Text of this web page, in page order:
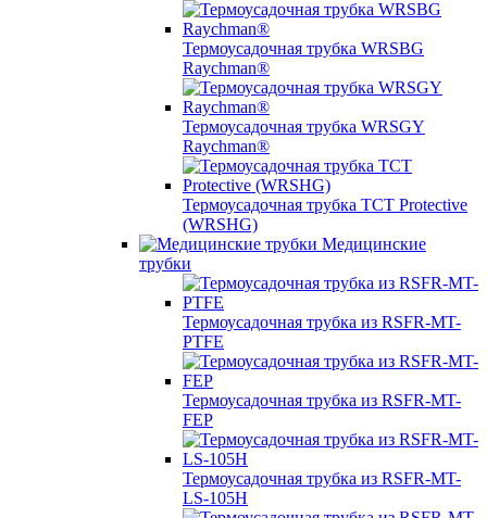
Термоусадочная трубка WRSBG
Raychman®
Термоусадочная трубка WRSGY
Raychman®
Термоусадочная трубка TCT Protective
(WRSHG)
Медицинские
трубки
Термоусадочная трубка из RSFR-MT-
PTFE
Термоусадочная трубка из RSFR-MT-
FEP
Термоусадочная трубка из RSFR-MT-
LS-105H